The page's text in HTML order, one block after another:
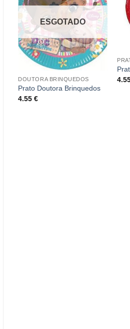
ESGOTADO
DOUTORA BRINQUEDOS
Prato Doutora Brinquedos
4.55€